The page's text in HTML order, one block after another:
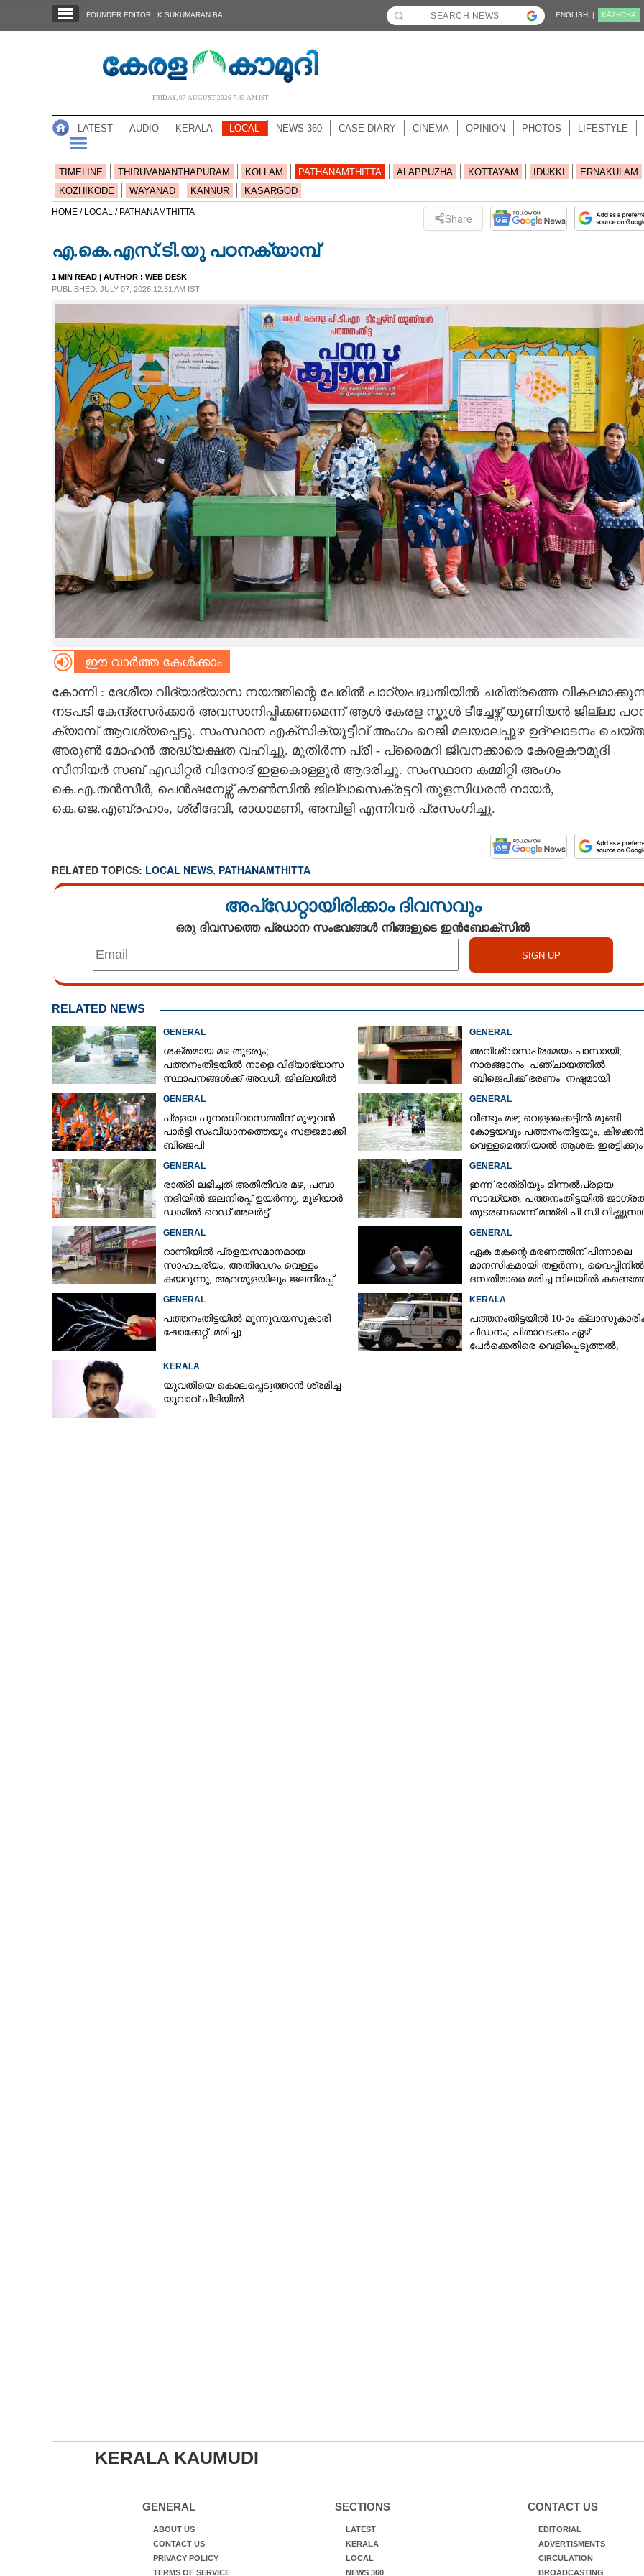
NOTIFIED NEWS
NEWS 360
CASE DIARY
LIFESTYLE
SPIRITUAL
CARTOONS
LITERATURE
CONTACT US
FOUNDER EDITOR : K SUKUMARAN BA ENGLISH | KĀZHCHA
FRIDAY, 07 AUGUST 2026 7.45 AM IST
LATEST AUDIO KERALA LOCAL NEWS 360 CASE DIARY CINEMA OPINION PHOTOS LIFESTYLE
TIMELINE THIRUVANANTHAPURAM KOLLAM PATHANAMTHITTA ALAPPUZHA KOTTAYAM IDUKKI ERNAKULAM
KOZHIKODE
WAYANAD KANNUR KASARGOD
HOME / LOCAL / PATHANAMTHITTA Share
എ.കെ.എസ്.ടി.യു പഠനക്യാമ്പ്
1 MIN READ | AUTHOR : WEB DESK
PUBLISHED: JULY 07, 2026 12:31 AM IST
ഈ വാർത്ത കേൾക്കാം
കോന്നി : ദേശീയ വിദ്യാഭ്യാസ നയത്തിന്റെ പേരിൽ പാഠ്യപദ്ധതിയിൽ ചരിത്രത്തെ
നടപടി കേന്ദ്രസർക്കാർ അവസാനിപ്പിക്കണമെന്ന് ആൾ കേരള സ്കൂൾ ടീച്ചേഴ്സ് യൂണിയൻ ജില്ലാ
ക്യാമ്പ് ആവശ്യപ്പെട്ടു. സംസ്ഥാന എക്സിക്യൂട്ടീവ് അംഗം റെജി മലയാലപ്പുഴ ഉദ്ഘാടനം
അരുൺ മോഹൻ അദ്ധ്യക്ഷത വഹിച്ചു. മുതിർന്ന പ്രീ - പ്രൈമറി ജീവനക്കാരെ കേരളകൗമുദി
സീനിയർ സബ് എഡിറ്റർ വിനോദ് ഇളകൊള്ളൂർ ആദരിച്ചു. സംസ്ഥാന കമ്മിറ്റി അംഗം
കെ.എ.തൻസീർ, പെൻഷനേഴ്സ് കൗൺസിൽ ജില്ലാസെക്രട്ടറി തുളസിധരൻ നായർ,
കെ.ജെ.എബ്രഹാം, ശ്രീദേവി, രാധാമണി, അമ്പിളി എന്നിവർ പ്രസംഗിച്ചു.
RELATED TOPICS: LOCAL NEWS, PATHANAMTHITTA
അപ്ഡേറ്റായിരിക്കാം ദിവസവും
ഒരു ദിവസത്തെ പ്രധാന സംഭവങ്ങൾ നിങ്ങളുടെ ഇൻബോക്സിൽ
RELATED NEWS
GENERAL
ശക്തമായ മഴ തുടരും;
പത്തനംതിട്ടയിൽ നാളെ വിദ്യാഭ്യാസ
സ്ഥാപനങ്ങൾക്ക് അവധി,​ ജില്ലയിൽ
GENERAL
അവിശ്വാസപ്രമേയം പാസായി;
നാരങ്ങാനം പഞ്ചായത്തിൽ
ബിജെപിക്ക് ഭരണം നഷ്ടമായി
GENERAL
പ്രളയ പുനരധിവാസത്തിന് മുഴുവൻ
പാർട്ടി സംവിധാനത്തെയും സജ്ജമാക്കി
ബിജെപി
GENERAL
വീണ്ടും മഴ; വെള്ളക്കെട്ടിൽ മുങ്ങി
കോട്ടയവും പത്തനംതിട്ടയും, കിഴക്കൻ
വെള്ളമെത്തിയാൽ ആശങ്ക ഇരട്ടിക്കും
GENERAL
രാത്രി ലഭിച്ചത് അതിതീവ്ര മഴ, പമ്പാ
നദിയിൽ ജലനിരപ്പ് ഉയർന്നു, മൂഴിയാർ
ഡാമിൽ റെഡ് അലർട്ട്
GENERAL
ഇന്ന് രാത്രിയും മിന്നൽപ്രളയ
സാദ്ധ്യത,​ പത്തനംതിട്ടയിൽ
തുടരണമെന്ന് മന്ത്രി പി സി
GENERAL
റാന്നിയിൽ പ്രളയസമാനമായ
സാഹചര്യം; അതിവേഗം വെള്ളം
കയറുന്നു, ആറന്മുളയിലും ജലനിരപ്പ്
GENERAL
ഏക മകന്റെ മരണത്തിന് പിന്നാലെ
മാനസികമായി തളർന്നു; വൈപ്പിനിൽ
ദമ്പതിമാരെ മരിച്ച നിലയിൽ
GENERAL
പത്തനംതിട്ടയിൽ മൂന്നുവയസുകാരി
ഷോക്കേറ്റ് മരിച്ചു
KERALA
പത്തനംതിട്ടയിൽ 10-ാം
പീഡനം; പിതാവടക്കം ഏഴ്
പേർക്കെതിരെ വെളിപ്പെടുത്തൽ,
KERALA
യുവതിയെ കൊലപ്പെടുത്താൻ ശ്രമിച്ച
യുവാവ് പിടിയിൽ
KERALA KAUMUDI
GENERAL
ABOUT US
CONTACT US
PRIVACY POLICY
TERMS OF SERVICE
SECTIONS
LATEST
KERALA
LOCAL
NEWS 360
CONTACT US
EDITORIAL
ADVERTISMENTS
CIRCULATION
BROADCASTING